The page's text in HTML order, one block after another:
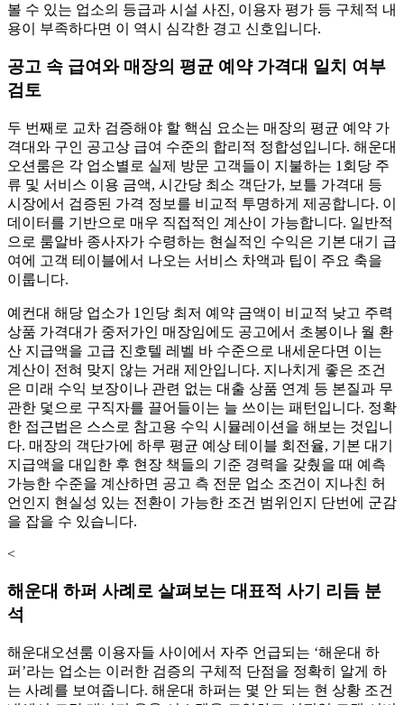
볼 수 있는 업소의 등급과 시설 사진, 이용자 평가 등 구체적 내
용이 부족하다면 이 역시 심각한 경고 신호입니다.
공고 속 급여와 매장의 평균 예약 가격대 일치 여부
검토
두 번째로 교차 검증해야 할 핵심 요소는 매장의 평균 예약 가
격대와 구인 공고상 급여 수준의 합리적 정합성입니다. 해운대
오션룸은 각 업소별로 실제 방문 고객들이 지불하는 1회당 주
류 및 서비스 이용 금액, 시간당 최소 객단가, 보틀 가격대 등
시장에서 검증된 가격 정보를 비교적 투명하게 제공합니다. 이
데이터를 기반으로 매우 직접적인 계산이 가능합니다. 일반적
으로 룸알바 종사자가 수령하는 현실적인 수익은 기본 대기 급
여에 고객 테이블에서 나오는 서비스 차액과 팁이 주요 축을
이룹니다.
예컨대 해당 업소가 1인당 최저 예약 금액이 비교적 낮고 주력
상품 가격대가 중저가인 매장임에도 공고에서 초봉이나 월 환
산 지급액을 고급 진호텔 레벨 바 수준으로 내세운다면 이는
계산이 전혀 맞지 않는 거래 제안입니다. 지나치게 좋은 조건
은 미래 수익 보장이나 관련 없는 대출 상품 연계 등 본질과 무
관한 덫으로 구직자를 끌어들이는 늘 쓰이는 패턴입니다. 정확
한 접근법은 스스로 참고용 수익 시뮬레이션을 해보는 것입니
다. 매장의 객단가에 하루 평균 예상 테이블 회전율, 기본 대기
지급액을 대입한 후 현장 책들의 기준 경력을 갖췄을 때 예측
가능한 수준을 계산하면 공고 측 전문 업소 조건이 지나친 허
언인지 현실성 있는 전환이 가능한 조건 범위인지 단번에 군감
을 잡을 수 있습니다.
<
해운대 하퍼 사례로 살펴보는 대표적 사기 리듬 분
석
해운대오션룸 이용자들 사이에서 자주 언급되는 ‘해운대 하
퍼’라는 업소는 이러한 검증의 구체적 단점을 정확히 알게 하
는 사례를 보여줍니다. 해운대 하퍼는 몇 안 되는 현 상황 조건